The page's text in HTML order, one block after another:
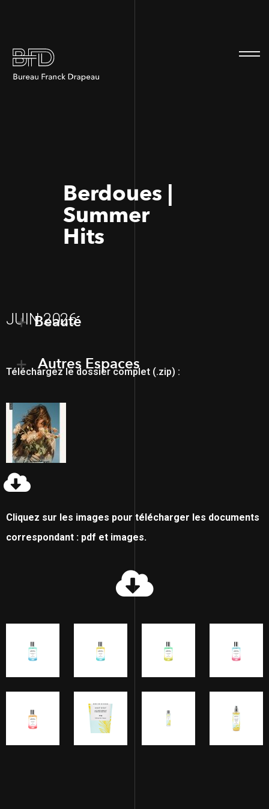
Berdoues |
Summer
Hits
JUIN 2026
Beauté
Autres Espaces
Téléchargez le dossier complet (.zip) :
Cliquez sur les images pour télécharger les documents
correspondant : pdf et images.